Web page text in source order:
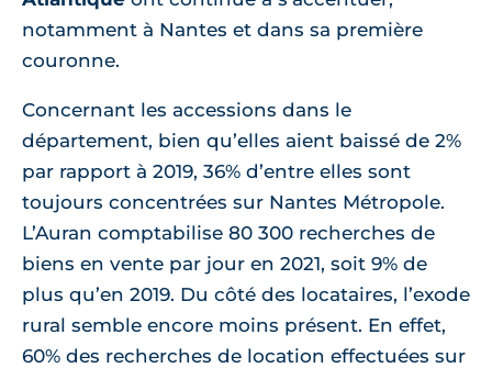
notamment à Nantes et dans sa première
couronne.
Concernant les accessions dans le
département, bien qu’elles aient baissé de 2%
par rapport à 2019, 36% d’entre elles sont
toujours concentrées sur Nantes Métropole.
L’Auran comptabilise 80 300 recherches de
biens en vente par jour en 2021, soit 9% de
plus qu’en 2019. Du côté des locataires, l’exode
rural semble encore moins présent. En effet,
60% des recherches de location effectuées sur